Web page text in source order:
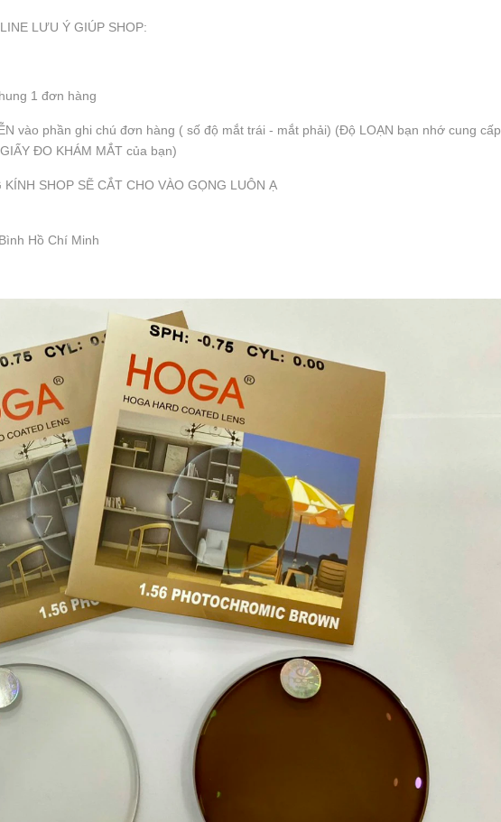
LƯU Ý GIÚP SHOP:
1 đơn hàng
vào phần ghi chú đơn hàng ( số độ mắt trái - mắt phải) (Độ LOẠN bạn nhớ cung cấp
ĐO KHÁM MẮT của bạn)
SHOP SẼ CẮT CHO VÀO GỌNG LUÔN Ạ
Hồ Chí Minh